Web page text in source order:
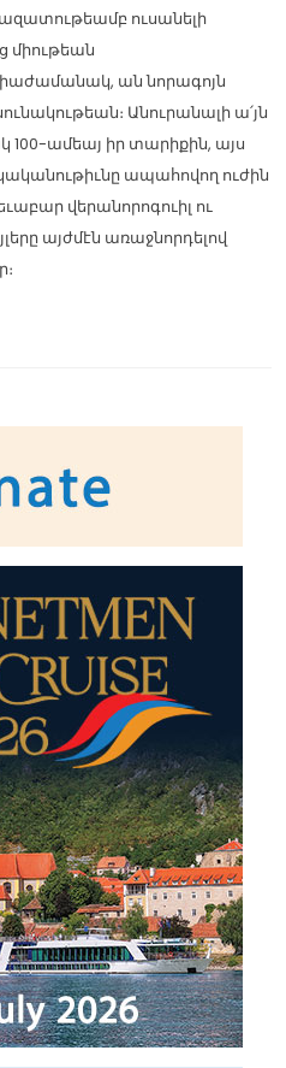
ուսանելի
միութեան
ան նորագոյն
Անուրանալի ա՛յն
ամեայ իր տարիքին, այս
ապահովող ուժին
վերանորոգուիլ ու
այժմէն առաջնորդելով